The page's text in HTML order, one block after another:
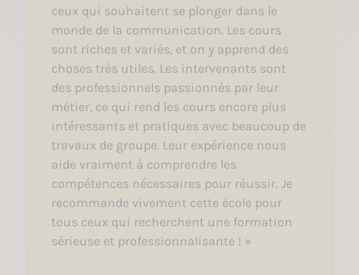
ceux qui souhaitent se plonger dans le
monde de la communication. Les cours
sont riches et variés, et on y apprend des
choses très utiles. Les intervenants sont
des professionnels passionnés par leur
métier, ce qui rend les cours encore plus
intéressants et pratiques avec beaucoup de
travaux de groupe. Leur expérience nous
aide vraiment à comprendre les
compétences nécessaires pour réussir. Je
recommande vivement cette école pour
tous ceux qui recherchent une formation
sérieuse et professionnalisante ! »